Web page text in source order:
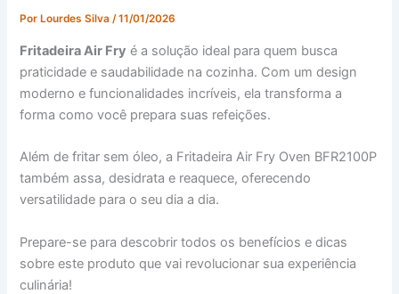
Por Lourdes Silva/11/01/2026
Fritadeira Air Fry é a solução ideal para quem busca
praticidade e saudabilidade na cozinha. Com um design
moderno e funcionalidades incríveis, ela transforma a
forma como você prepara suas refeições.
Além de fritar sem óleo, a Fritadeira Air Fry Oven BFR2100P
também assa, desidrata e reaquece, oferecendo
versatilidade para o seu dia a dia.
Prepare-se para descobrir todos os benefícios e dicas
sobre este produto que vai revolucionar sua experiência
culinária!